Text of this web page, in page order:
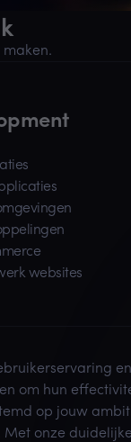
maken.
websites
om hun
op jouw
onze